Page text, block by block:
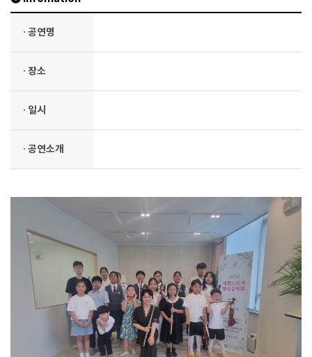
· 공연명
· 장소
· 일시
· 공연소개